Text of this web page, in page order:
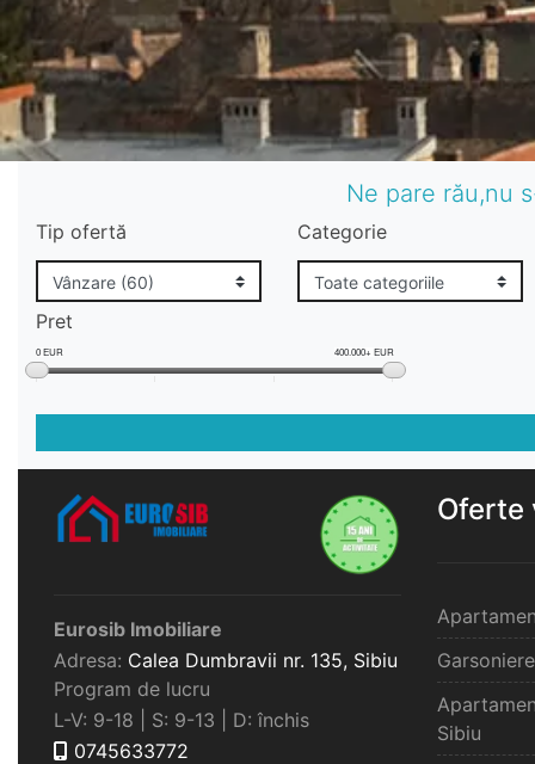
Ne pare rău,nu
Tip ofertă Categorie
Pret
0 EUR 400.000+ EUR
Eurosib Imobiliare
Adresa: Calea Dumbravii nr. 135, Sibiu
Program de lucru
L-V: 9-18 | S: 9-13 | D: închis
0745633772
Oferte
Sibiu